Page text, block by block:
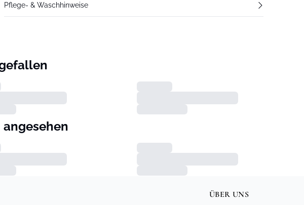
Pflege- & Waschhinweise
ÜBER UNS